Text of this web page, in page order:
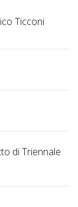
Ticconi
di Triennale